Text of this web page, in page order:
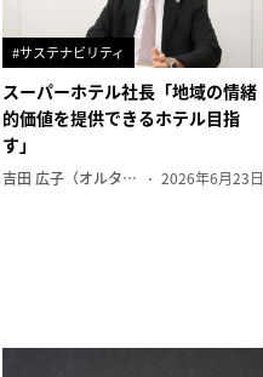
#サステナビリティ
スーパーホテル社長「地域の情緒
的価値を提供できるホテル目指
す」
吉田 広子（オルタナ輪番編集長） 2026年6月23日